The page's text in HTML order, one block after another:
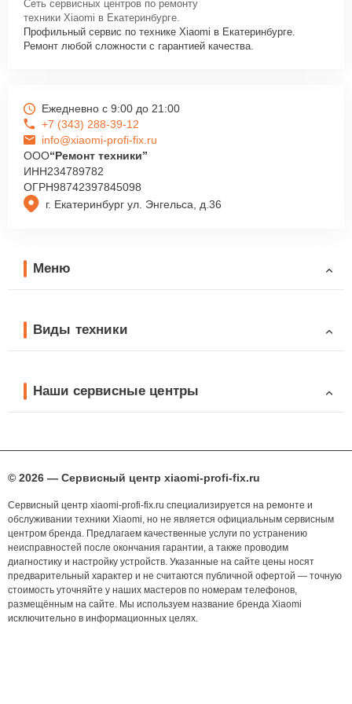
Сеть сервисных центров по ремонту
техники Xiaomi в Екатеринбурге.
Профильный сервис по технике Xiaomi в Екатеринбурге.
Ремонт любой сложности с гарантией качества.
г. Екатеринбург ул. Энгельса, д.36
Ежедневно с 9:00 до 21:00
+7 (343) 288-39-12
info@xiaomi-profi-fix.ru
ООО“Ремонт техники”
ИНН234789782
ОГРН98742397845098
Меню
Виды техники
Наши сервисные центры
© 2026 — Сервисный центр xiaomi-profi-fix.ru
Сервисный центр xiaomi-profi-fix.ru специализируется на ремонте и
обслуживании техники Xiaomi, но не является официальным сервисным
центром бренда. Предлагаем качественные услуги по устранению
неисправностей после окончания гарантии, а также проводим
диагностику и настройку устройств. Указанные на сайте цены носят
предварительный характер и не считаются публичной офертой — точную
стоимость уточняйте у наших мастеров по номерам телефонов,
размещённым на сайте. Мы используем название бренда Xiaomi
исключительно в информационных целях.